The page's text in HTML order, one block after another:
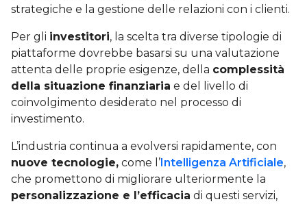
strategiche e la gestione delle relazioni con i clienti.
Per gli investitori, la scelta tra diverse tipologie di
piattaforme dovrebbe basarsi su una valutazione
attenta delle proprie esigenze, della complessità
della situazione finanziaria e del livello di
coinvolgimento desiderato nel processo di
investimento.
L’industria continua a evolversi rapidamente, con
nuove tecnologie, come l’Intelligenza Artificiale,
che promettono di migliorare ulteriormente la
personalizzazione e l’efficacia di questi servizi,